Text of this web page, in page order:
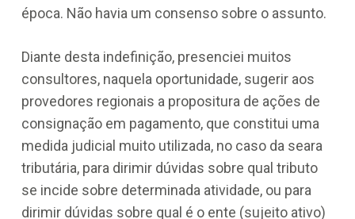
época. Não havia um consenso sobre o assunto.
Diante desta indefinição, presenciei muitos
consultores, naquela oportunidade, sugerir aos
provedores regionais a propositura de ações de
consignação em pagamento, que constitui uma
medida judicial muito utilizada, no caso da seara
tributária, para dirimir dúvidas sobre qual tributo
se incide sobre determinada atividade, ou para
dirimir dúvidas sobre qual é o ente (sujeito ativo)